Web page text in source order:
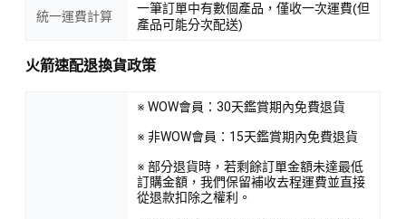
統一運費計算
一筆訂單中有數個產品，僅收一次運費(但
產品可能分次配送)
火箭速配退換貨政策
※ WOW會員：30天鑑賞期內免費退貨
※ 非WOW會員：15天鑑賞期內免費退貨
※ 部分退貨時，若剩餘訂單金額未達最低
訂購金額，我們保留補收去程運費並直接
從退款扣除之權利。